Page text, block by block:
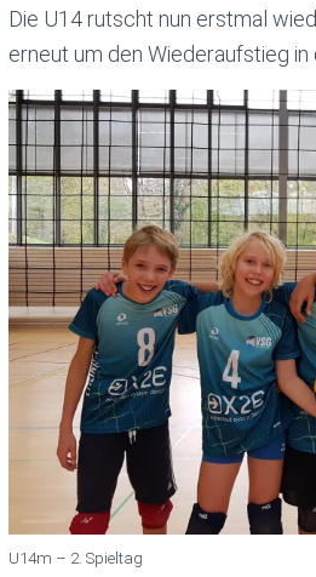
Die U14 rutscht nun erstmal
erneut um den Wiederaufstieg in
U14m – 2. Spieltag